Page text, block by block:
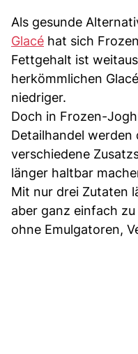
Als gesunde
Glacé hat sich
Fettgehalt ist
herkömmlichen
niedriger.
Doch in Frozen-
Detailhandel
verschiedene
länger haltbar
Mit nur drei Zutaten
aber ganz einfach
ohne Emulgatoren,